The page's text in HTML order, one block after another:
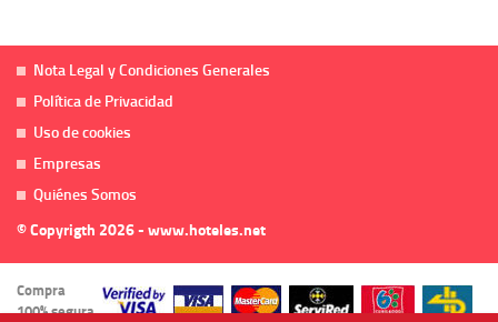
Nota Legal y Condiciones Generales
Política de Privacidad
Uso de cookies
Empresas
Quiénes Somos
© Copyrigth 2026 - www.hoteles.net
Compra
100% segura